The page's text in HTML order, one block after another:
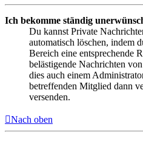
Ich bekomme ständig
Du kannst Private
automatisch löschen, indem
Bereich eine entsprechende
belästigende Nachrichten
dies auch einem
betreffenden Mitglied dann
versenden.
Nach oben